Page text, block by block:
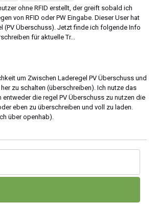
ohne RFID erstellt, der greift sobald ich
von RFID oder PW Eingabe. Dieser User hat
(PV Überschuss). Jetzt finde ich folgende Info
für aktuelle Tr...
um Zwischen Laderegel PV Überschuss und
zu schalten (überschreiben). Ich nutze das
entweder die regel PV Überschuss zu nutzen die
eben zu überschreiben und voll zu laden.
über openhab).